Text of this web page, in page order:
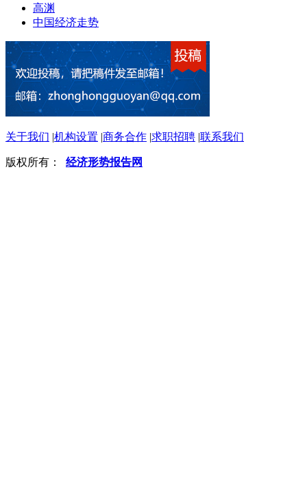
高渊
中国经济走势
关于我们 |机构设置 |商务合作 |求职招聘 |联系我们
版权所有： 经济形势报告网